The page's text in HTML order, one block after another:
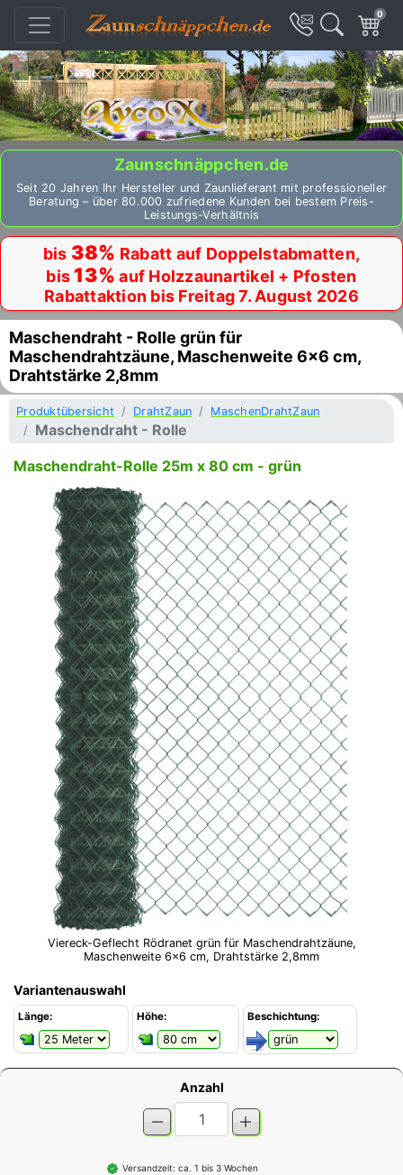
0
Zaunschnäppchen.de
Seit 20 Jahren Ihr Hersteller und Zaunlieferant mit professioneller
Beratung – über 80.000 zufriedene Kunden bei bestem Preis-
Leistungs-Verhältnis
bis 38% Rabatt auf Doppelstabmatten,
bis 13% auf Holzzaunartikel + Pfosten
Rabattaktion bis Freitag 7. August 2026
Maschendraht - Rolle grün für
Maschendrahtzäune, Maschenweite 6x6 cm,
Drahtstärke 2,8mm
Produktübersicht DrahtZaun MaschenDrahtZaun
Maschendraht - Rolle
Maschendraht-Rolle 25m x 80 cm - grün
Viereck-Geflecht Rödranet grün für Maschendrahtzäune,
Maschenweite 6x6 cm, Drahtstärke 2,8mm
Variantenauswahl
Länge: Höhe: Beschichtung:
Anzahl
Versandzeit: ca. 1 bis 3 Wochen